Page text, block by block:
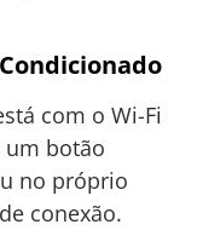
com o Wi-Fi
um botão
no próprio
conexão.